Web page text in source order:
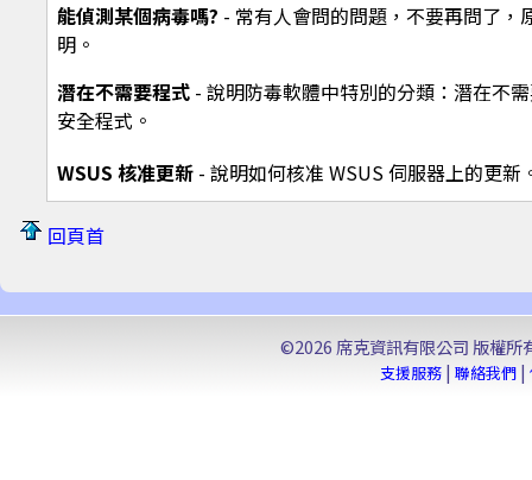
能偵測某個病毒嗎? - 常有人會問的問題，不要再問了，
明。
潛在不需要程式- 說明防毒軟體中特別的分類：潛在不
安全程式。
WSUS 核准更新- 說明如何核准 WSUS 伺服器上的更新
回頁首
©2026 席克資訊有限公司 版權
支援服務 | 聯絡我們 |